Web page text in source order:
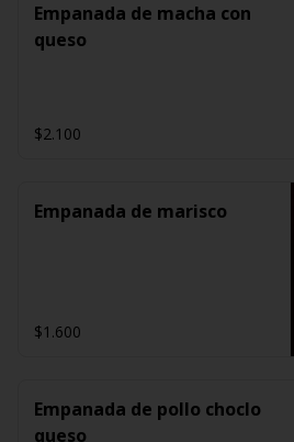
Empanada de macha con
queso
$2.100
Empanada de marisco
$1.600
Empanada de pollo choclo
queso